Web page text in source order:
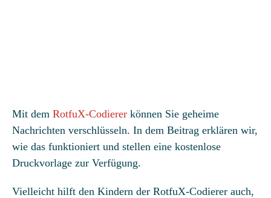
Mit dem RotfuX-Codierer können Sie geheime
Nachrichten verschlüsseln. In dem Beitrag erklären wir,
wie das funktioniert und stellen eine kostenlose
Druckvorlage zur Verfügung.
Vielleicht hilft den Kindern der RotfuX-Codierer auch,